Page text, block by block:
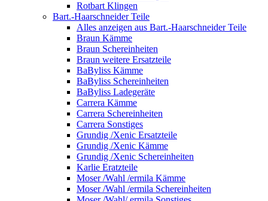
Rotbart Klingen
Bart.-Haarschneider Teile
Alles anzeigen aus Bart.-Haarschneider Teile
Braun Kämme
Braun Schereinheiten
Braun weitere Ersatzteile
BaByliss Kämme
BaByliss Schereinheiten
BaByliss Ladegeräte
Carrera Kämme
Carrera Schereinheiten
Carrera Sonstiges
Grundig /Xenic Ersatzteile
Grundig /Xenic Kämme
Grundig /Xenic Schereinheiten
Karlie Eratzteile
Moser /Wahl /ermila Kämme
Moser /Wahl /ermila Schereinheiten